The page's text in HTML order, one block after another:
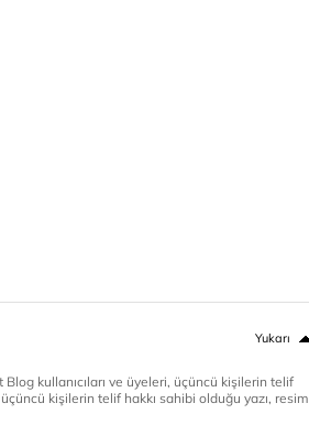
Yukarı
kullanıcıları ve üyeleri, üçüncü kişilerin telif
kişilerin telif hakkı sahibi olduğu yazı, resim